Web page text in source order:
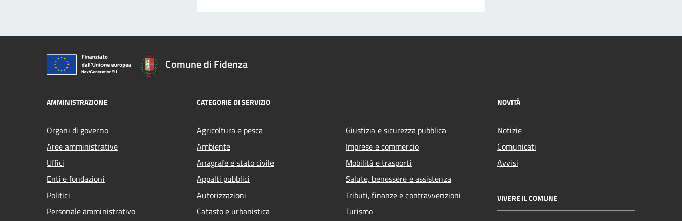
Comune di Fidenza
AMMINISTRAZIONE
Organi di governo
Aree amministrative
Uffici
Enti e fondazioni
Politici
Personale amministrativo
CATEGORIE DI SERVIZIO
Agricoltura e pesca
Ambiente
Anagrafe e stato civile
Appalti pubblici
Autorizzazioni
Catasto e urbanistica
Giustizia e sicurezza pubblica
Imprese e commercio
Mobilità e trasporti
Salute, benessere e assistenza
Tributi, finanze e contravvenzioni
Turismo
NOVITÀ
Notizie
Comunicati
Avvisi
VIVERE IL COMUNE